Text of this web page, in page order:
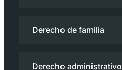
Derecho de familia
Derecho administrativo